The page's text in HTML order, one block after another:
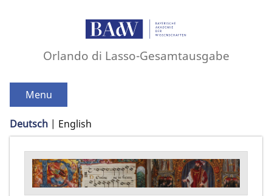
Orlando di Lasso-Gesamtausgabe
Menu
Deutsch English